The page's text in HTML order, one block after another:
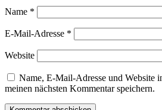
Name *
E-Mail-Adresse *
Website
Name, E-Mail-Adresse und Website
meinen nächsten Kommentar speichern.